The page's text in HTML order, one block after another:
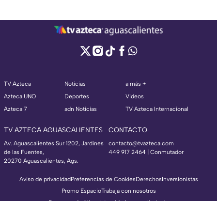
TV Azteca
Azteca UNO
Azteca 7
Noticias
Deportes
adn Noticias
a más +
Videos
TV Azteca Internacional
TV AZTECA AGUASCALIENTES
Av. Aguascalientes Sur 1202, Jardines
de las Fuentes,
20270 Aguascalientes, Ags.
CONTACTO
contacto@tvazteca.com
449 917 2464 | Conmutador
Aviso de privacidadPreferencias de CookiesDerechosInversionistas
Promo EspacioTrabaja con nosotros